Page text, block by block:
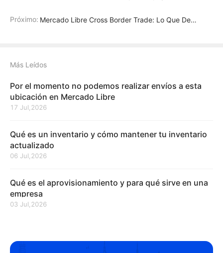
Próximo: Mercado Libre Cross Border Trade: Lo Que Debes Saber
Más Leídos
Por el momento no podemos realizar envíos a esta
ubicación en Mercado Libre
17 Jul,2026
Qué es un inventario y cómo mantener tu inventario
actualizado
06 Jul,2026
Qué es el aprovisionamiento y para qué sirve en una
empresa
03 Jul,2026